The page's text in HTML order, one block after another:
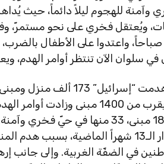
وآمنة للهجوم ليلاً دائماً، حيث
ويُعتقل فخري على نحو مستمرّ،
ومنذ عام 1947، هدمت
فلسطيني على مدار الـ13 شهراً الماضية،
في الضفّة الغربية. وإلى جانب